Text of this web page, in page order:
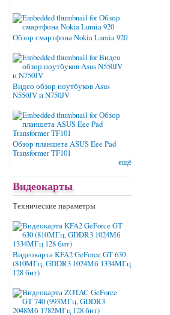
Обзор смартфона Nokia Lumia 920
Видео обзор ноутбуков Asus
N550JV и N750JV
Обзор планшета ASUS Eee Pad
Transformer TF101
ещё
Видеокарты
Технические параметры
Видеокарта KFA2 GeForce GT 630
(810МГц, GDDR3 1024Мб 1334МГц
128 бит)